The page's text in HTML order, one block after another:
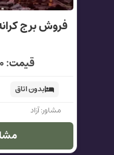
فروش برج
قیمت: ۲۵,۸۰۰,۰۰۰,۰۰۰
بدون اتاق
مشاور: آزاد